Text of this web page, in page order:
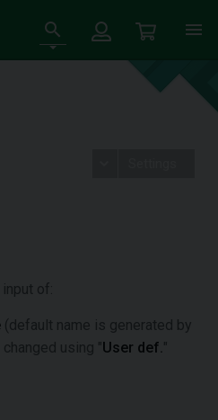
of:
(default name is generated by
using "User def."